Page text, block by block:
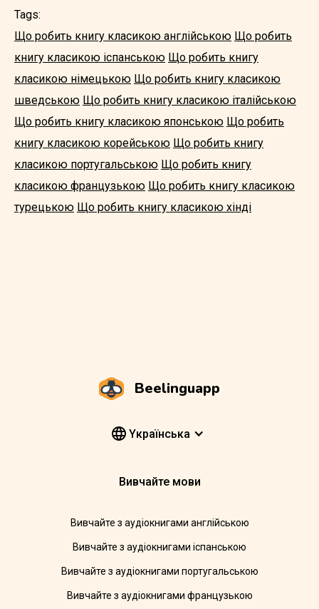
Tags:
Що робить книгу класикою англійською Що робить
книгу класикою іспанською Що робить книгу
класикою німецькою Що робить книгу класикою
шведською Що робить книгу класикою італійською
Що робить книгу класикою японською Що робить
книгу класикою корейською Що робить книгу
класикою португальською Що робить книгу
класикою французькою Що робить книгу класикою
турецькою Що робить книгу класикою хінді
Beelinguapp
Yкраїнська
Вивчайте мови
Вивчайте з аудіокнигами англійською
Вивчайте з аудіокнигами іспанською
Вивчайте з аудіокнигами португальською
Вивчайте з аудіокнигами французькою